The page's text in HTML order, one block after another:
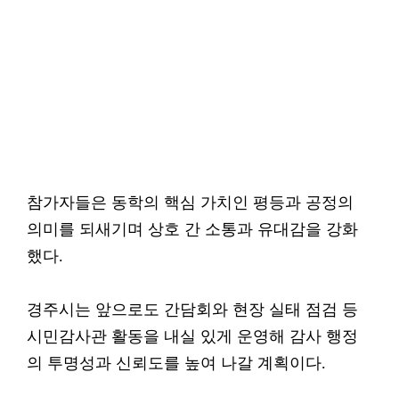
참가자들은 동학의 핵심 가치인 평등과 공정의
의미를 되새기며 상호 간 소통과 유대감을 강화
했다.
경주시는 앞으로도 간담회와 현장 실태 점검 등
시민감사관 활동을 내실 있게 운영해 감사 행정
의 투명성과 신뢰도를 높여 나갈 계획이다.